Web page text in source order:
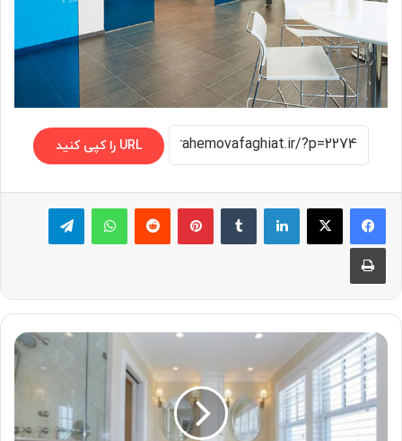
URL را کپی کنید
لینکدین ‫تامبلر پینترست‫رددیت واتس آپ تلگرام
چاپ
دکوراسیون
سرویس
بهداشتی
حمام